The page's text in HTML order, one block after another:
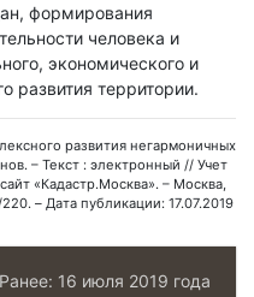
формирования
человека и
экономического и
развития территории.
развития негармоничных
– Текст : электронный // Учет
«Кадастр.Москва». – Москва,
– Дата публикации: 17.07.2019
Ранее: 16 июля 2019 года